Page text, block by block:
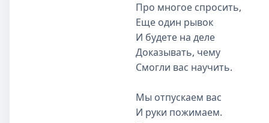
Про многое спросить,
Еще один рывок
И будете на деле
Доказывать, чему
Смогли вас научить.
Мы отпускаем вас
И руки пожимаем.